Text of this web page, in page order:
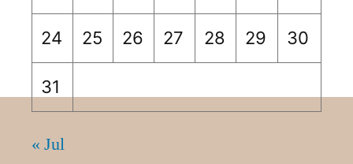
24 25 26 27 28 29 30
31
« Jul